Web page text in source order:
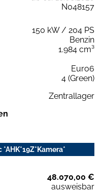
N048157
150 kW / 204 PS
Benzin
1.984 cm³
Euro6
4 (Green)
Zentrallager
48.070,00 €
ausweisbar